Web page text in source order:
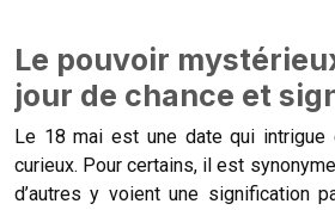
Le pouvoir
jour de chance et
Le 18 mai est une date qui
curieux. Pour certains, il est
d’autres y voient une signification